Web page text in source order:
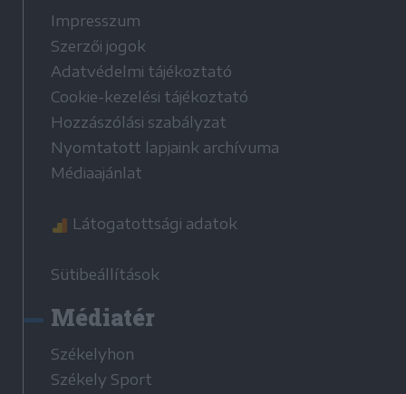
Impresszum
Szerzői jogok
Adatvédelmi tájékoztató
Cookie-kezelési tájékoztató
Hozzászólási szabályzat
Nyomtatott lapjaink archívuma
Médiaajánlat
Látogatottsági adatok
Sütibeállítások
Médiatér
Székelyhon
Székely Sport